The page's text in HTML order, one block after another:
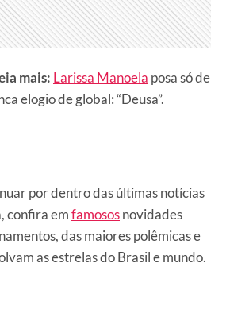
mais: Larissa Manoela posa só de
elogio de global: “Deusa”.
por dentro das últimas notícias
confira emfamososnovidades
das maiores polêmicas e
as estrelas do Brasil e mundo.